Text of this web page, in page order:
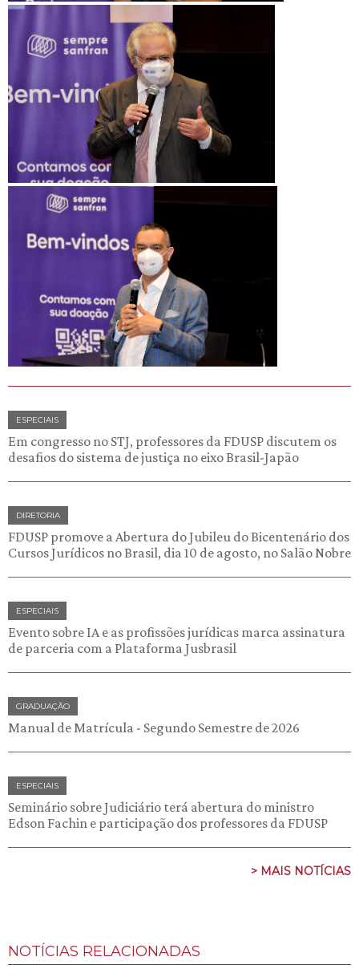
ESPECIAIS
Em congresso no STJ, professores da FDUSP discutem os
desafios do sistema de justiça no eixo Brasil-Japão
DIRETORIA
FDUSP promove a Abertura do Jubileu do Bicentenário dos
Cursos Jurídicos no Brasil, dia 10 de agosto, no Salão Nobre
ESPECIAIS
Evento sobre IA e as profissões jurídicas marca assinatura
de parceria com a Plataforma Jusbrasil
GRADUAÇÃO
Manual de Matrícula - Segundo Semestre de 2026
ESPECIAIS
Seminário sobre Judiciário terá abertura do ministro
Edson Fachin e participação dos professores da FDUSP
> MAIS NOTÍCIAS
NOTÍCIAS RELACIONADAS